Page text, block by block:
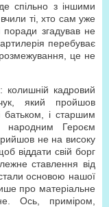
де спільно з іншими
ті, хто сам уже
поради згадував не
перебуває
розмежування, це не
кадровий
який пройшов
батьком, і старшим
народним Героєм
не на високу
віддати свій борг
ставлення від
основою нашої
про матеріальне
Ось, приміром,